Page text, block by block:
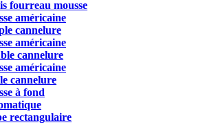
fourreau mousse
américaine
cannelure
américaine
cannelure
américaine
cannelure
à fond
rectangulaire